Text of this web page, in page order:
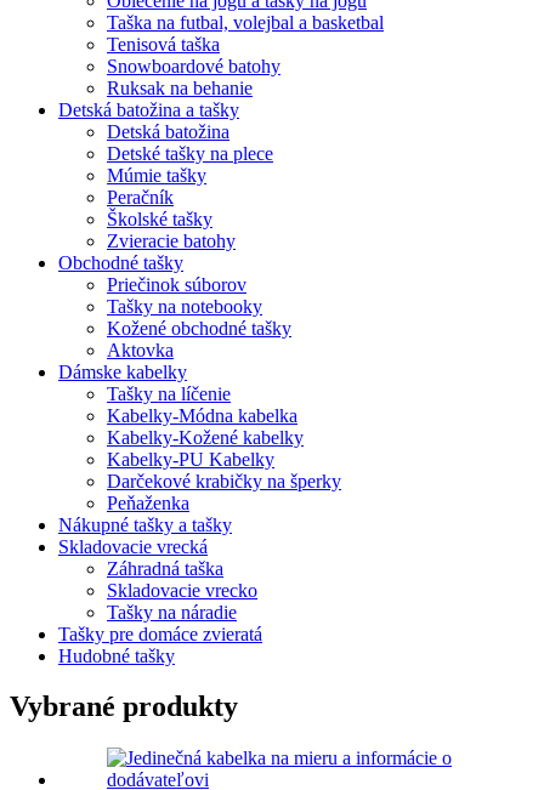
Taška na futbal, volejbal a basketbal
Tenisová taška
Snowboardové batohy
Ruksak na behanie
Detská batožina a tašky
Detská batožina
Detské tašky na plece
Múmie tašky
Peračník
Školské tašky
Zvieracie batohy
Obchodné tašky
Priečinok súborov
Tašky na notebooky
Kožené obchodné tašky
Aktovka
Dámske kabelky
Tašky na líčenie
Kabelky-Módna kabelka
Kabelky-Kožené kabelky
Kabelky-PU Kabelky
Darčekové krabičky na šperky
Peňaženka
Nákupné tašky a tašky
Skladovacie vrecká
Záhradná taška
Skladovacie vrecko
Tašky na náradie
Tašky pre domáce zvieratá
Hudobné tašky
Vybrané produkty